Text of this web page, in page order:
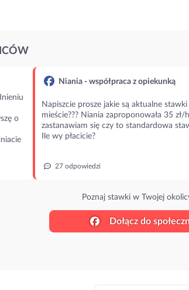
o
Niania - współpraca z opiekunką
Napiszcie prosze jakie są aktualne
mieście??? Niania zaproponowała 35 zł/
zastanawiam się czy to standardowa
Ile wy płacicie?
27 odpowiedzi
Poznaj stawki w Twojej
Dołącz do